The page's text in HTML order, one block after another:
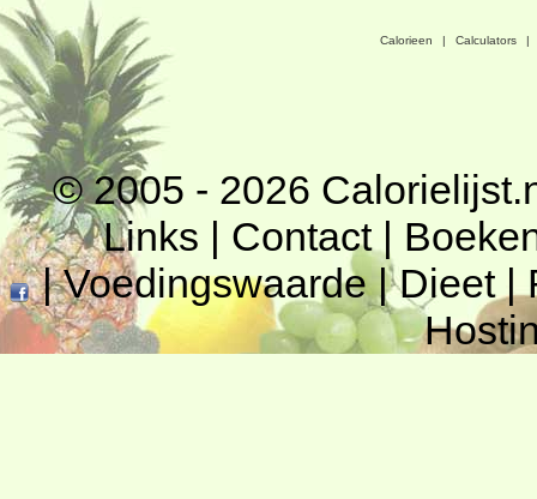
Calorieen | Calculators |
© 2005 - 2026
Links | Contact|
|Voedingswaarde|Dieet|